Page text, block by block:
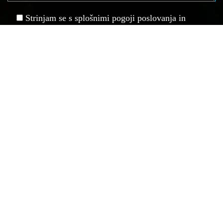
Strinjam se s splošnimi pogoji poslovanja in